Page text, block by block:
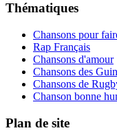
Thématiques
Chansons pour
Rap Français
Chansons d'amour
Chansons des
Chansons de
Chanson bonne
Plan de site